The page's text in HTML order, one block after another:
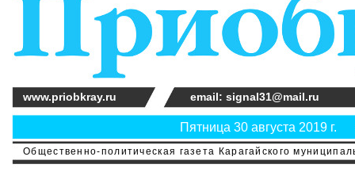
Общественно-политическая газета Карагайского
Пятница 30 августа 2019 г.
www.priobkray.ru email: signal31@mail.ru